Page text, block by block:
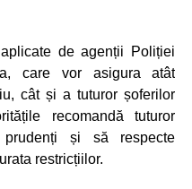
de agenții Poliției
care vor asigura atât
cât și a tuturor șoferilor
recomandă tuturor
și să respecte
restricțiilor.